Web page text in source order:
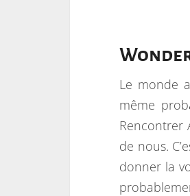
Le monde
même
Rencontrer
de nous.
donner la